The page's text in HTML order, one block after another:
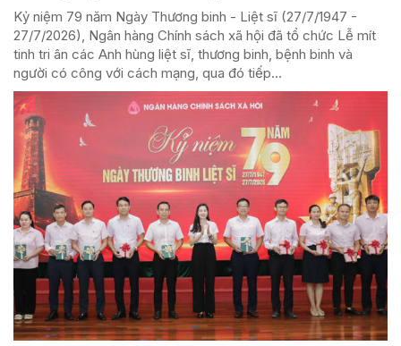
Kỷ niệm 79 năm Ngày Thương binh - Liệt sĩ (27/7/1947 -
27/7/2026), Ngân hàng Chính sách xã hội đã tổ chức Lễ mít
tinh tri ân các Anh hùng liệt sĩ, thương binh, bệnh binh và
người có công với cách mạng, qua đó tiếp...